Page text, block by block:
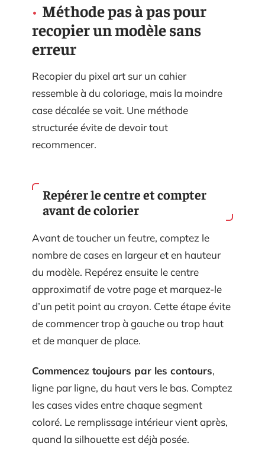
Méthode pas à pas pour
recopier un modèle sans
erreur
Recopier du pixel art sur un cahier
ressemble à du coloriage, mais la moindre
case décalée se voit. Une méthode
structurée évite de devoir tout
recommencer.
Repérer le centre et compter
avant de colorier
Avant de toucher un feutre, comptez le
nombre de cases en largeur et en hauteur
du modèle. Repérez ensuite le centre
approximatif de votre page et marquez-le
d’un petit point au crayon. Cette étape évite
de commencer trop à gauche ou trop haut
et de manquer de place.
Commencez toujours par les contours,
ligne par ligne, du haut vers le bas. Comptez
les cases vides entre chaque segment
coloré. Le remplissage intérieur vient après,
quand la silhouette est déjà posée.